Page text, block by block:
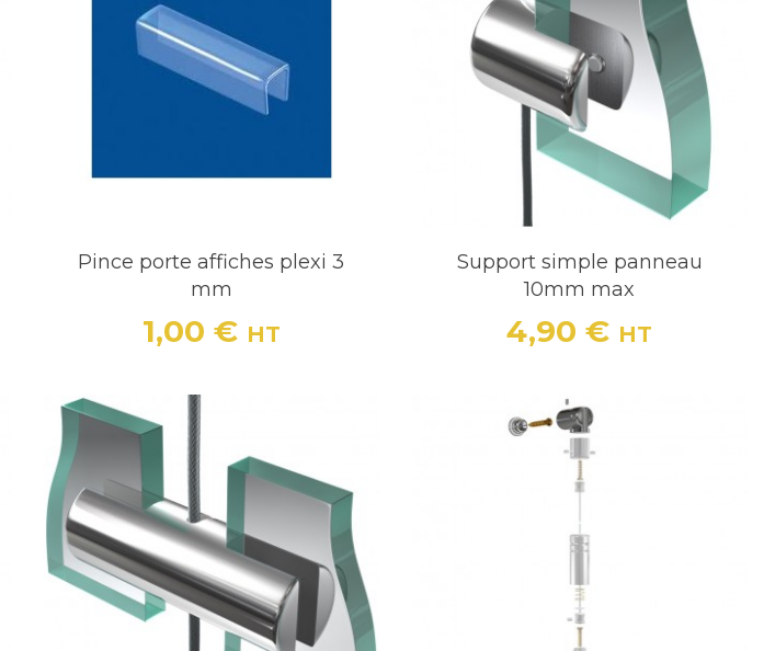
Pince porte affiches plexi 3
mm
Prix
1,00 € HT
Support simple panneau
10mm max
Prix
4,90 € HT